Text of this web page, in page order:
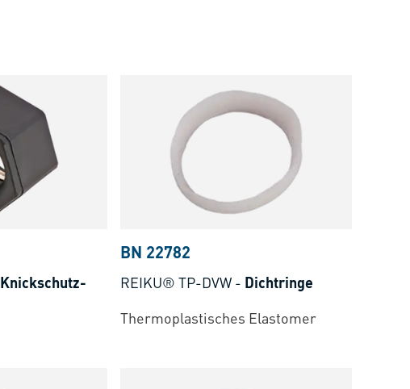
Knickschutz-
BN 22782
REIKU® TP-DVW - Dichtringe
Thermoplastisches Elastomer